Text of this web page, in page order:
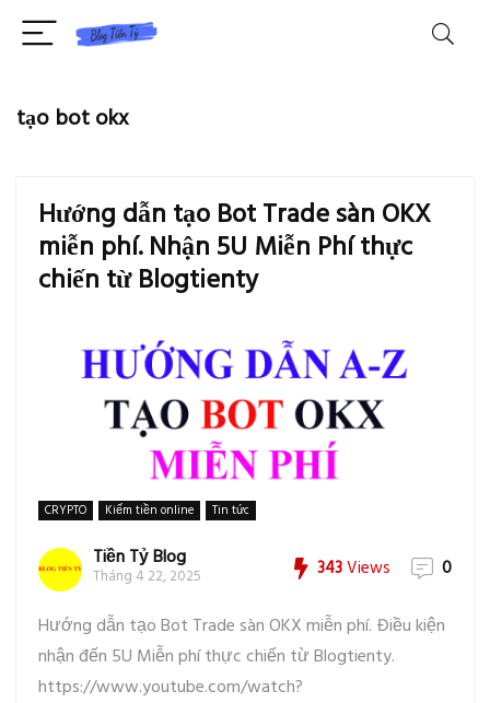
tạo bot okx
Hướng dẫn tạo Bot Trade sàn OKX
miễn phí. Nhận 5U Miễn Phí thực
chiến từ Blogtienty
CRYPTO Kiếm tiền online Tin tức
Tiền Tỷ Blog
Tháng 4 22, 2025 343Views 0
Hướng dẫn tạo Bot Trade sàn OKX miễn phí. Điều kiện
nhận đến 5U Miễn phí thực chiến từ Blogtienty.
https://www.youtube.com/watch?